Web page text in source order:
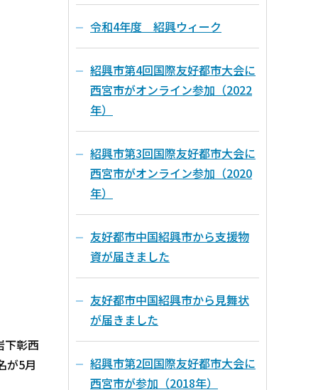
下彰西
が5月
令和4年度 紹興ウィーク
紹興市第4回国際友好都市大会に
西宮市がオンライン参加（2022
年）
紹興市第3回国際友好都市大会に
西宮市がオンライン参加（2020
年）
友好都市中国紹興市から支援物
資が届きました
友好都市中国紹興市から見舞状
が届きました
紹興市第2回国際友好都市大会に
西宮市が参加（2018年）